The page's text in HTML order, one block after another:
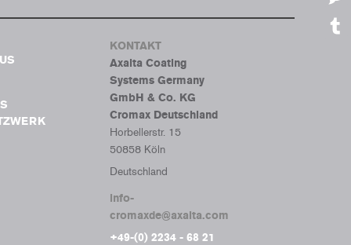
KONTAKT
Axalta Coating
Systems Germany
GmbH & Co. KG
Cromax Deutschland
Horbellerstr. 15
50858 Köln
Deutschland
info-
cromaxde@axalta.com
+49-(0) 2234 - 68 21